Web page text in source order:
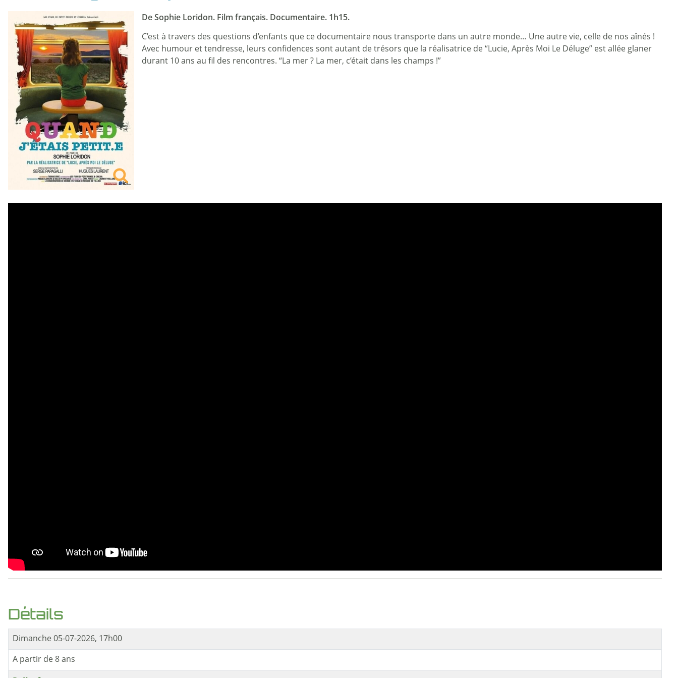
De Sophie Loridon. Film français. Documentaire. 1h15.
C’est à travers des questions d’enfants que ce documentaire nous transporte dans un autre monde… Une autre vie, celle de nos aînés !
Avec humour et tendresse, leurs confidences sont autant de trésors que la réalisatrice de “Lucie, Après Moi Le Déluge” est allée glaner
durant 10 ans au fil des rencontres. “La mer ? La mer, c’était dans les champs !”
Détails
Dimanche 05-07-2026, 17h00
A partir de 8 ans